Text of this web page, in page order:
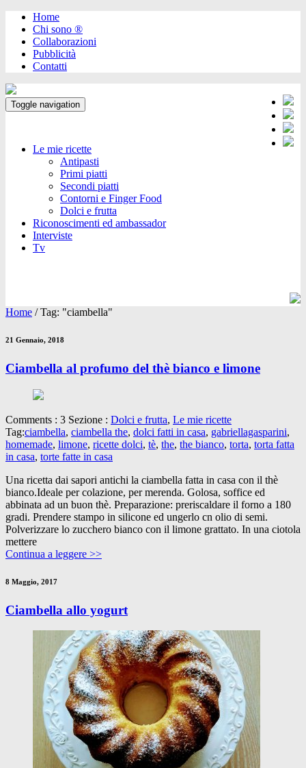
Home
Chi sono ®️
Collaborazioni
Pubblicità
Contatti
Toggle navigation
Le mie ricette
Antipasti
Primi piatti
Secondi piatti
Contorni e Finger Food
Dolci e frutta
Riconoscimenti ed ambassador
Interviste
Tv
Home /Tag: "ciambella"
21 Gennaio, 2018
Ciambella al profumo del thè bianco e limone
Comments : 3 Sezione : Dolci e frutta, Le mie ricette
Tag:ciambella, ciambella the, dolci fatti in casa, gabriellagasparini,
homemade, limone, ricette dolci, tè, the, the bianco, torta, torta fatta
in casa, torte fatte in casa
Una ricetta dai sapori antichi la ciambella fatta in casa con il thè
bianco.Ideale per colazione, per merenda. Golosa, soffice ed
abbinata ad un buon thè. Preparazione: preriscaldare il forno a 180
gradi. Prendere stampo in silicone ed ungerlo cn olio di semi.
Polverizzare lo zucchero bianco con il limone grattato. In una ciotola
mettere
Continua a leggere >>
8 Maggio, 2017
Ciambella allo yogurt